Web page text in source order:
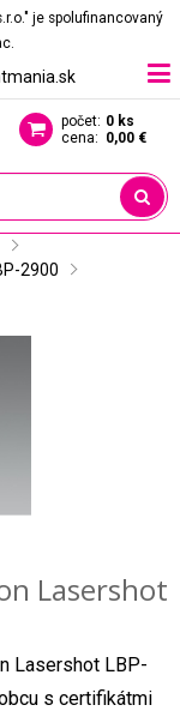
je spolufinancovaný
počet: 0 ks
cena: 0,00 €
2900
Lasershot
Lasershot LBP-
s certifikátmi